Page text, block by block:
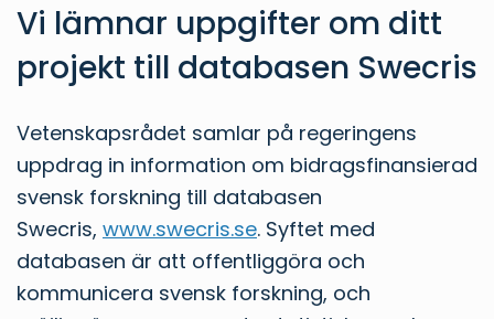
Vi lämnar uppgifter om ditt
projekt till databasen Swecris
Vetenskapsrådet samlar på regeringens
uppdrag in information om bidragsfinansierad
svensk forskning till databasen
Swecris, www.swecris.se. Syftet med
databasen är att offentliggöra och
kommunicera svensk forskning, och